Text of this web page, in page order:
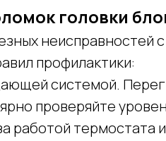
головки
неисправностей
профилактики:
системой.
проверяйте
работой термостата